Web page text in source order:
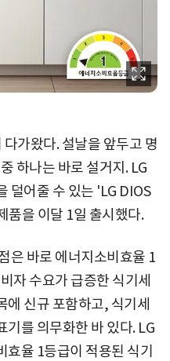
가왔다. 설날을 앞두고 명
하나는 바로 설거지. LG
덜어줄 수 있는 'LG DIOS
품을 이달 1일 출시했다.
은 바로 에너지소비효율 1
자 수요가 급증한 식기세
에 신규 포함하고, 식기세
기를 의무화한 바 있다. LG
율 1등급이 적용된 식기